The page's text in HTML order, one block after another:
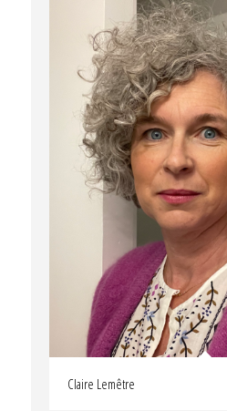
Claire Lemêtre